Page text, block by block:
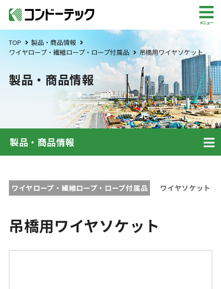
メニュー
TOP
製品・商品情報
ワイヤロープ・繊維ロープ・ロープ付属品
吊橋用ワイヤソケット
製品・商品情報
製品・商品情報
ワイヤロープ・繊維ロープ・ロープ付属品 ワイヤソケット
吊橋用ワイヤソケット